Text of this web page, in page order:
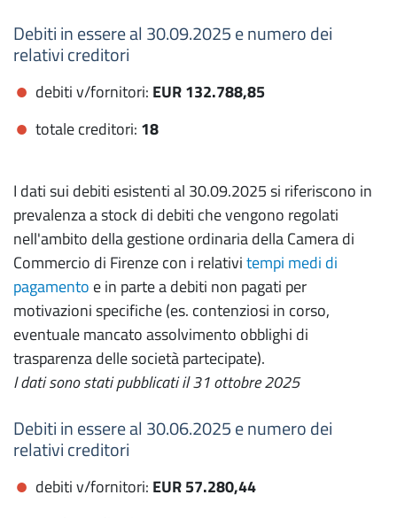
Debiti in essere al 30.09.2025 e numero dei
relativi creditori
debiti v/fornitori: EUR 132.788,85
totale creditori: 18
I dati sui debiti esistenti al 30.09.2025 si riferiscono in
prevalenza a stock di debiti che vengono regolati
nell'ambito della gestione ordinaria della Camera di
Commercio di Firenze con i relativitempi medi di
pagamento e in parte a debiti non pagati per
motivazioni specifiche (es. contenziosi in corso,
eventuale mancato assolvimento obblighi di
trasparenza delle società partecipate).
I dati sono stati pubblicati il 31 ottobre 2025
Debiti in essere al 30.06.2025 e numero dei
relativi creditori
debiti v/fornitori: EUR 57.280,44